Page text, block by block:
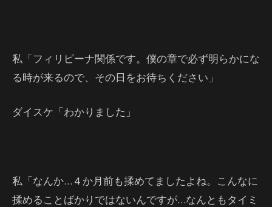
私「フィリピーナ関係です。僕の章で必ず明らかにな
る時が来るので、その日をお待ちください」
ダイスケ「わかりました」
私「なんか…４か月前も揉めてましたよね。こんなに
揉めることばかりではないんですが…なんともタイミ